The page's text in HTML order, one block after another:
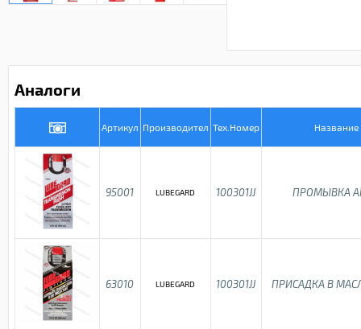
Аналоги
Артикул Производител Тех.Номер Название
95001 LUBEGARD 100301JJ ПРОМЫВКА
63010 LUBEGARD 100301JJ ПРИСАДКА В